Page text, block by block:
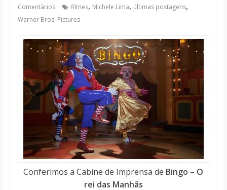
Comentários
filmes, Michele Lima, últimas postagens,
Warner Bros. Pictures
Conferimos a Cabine de Imprensa de Bingo – O
rei das Manhãs